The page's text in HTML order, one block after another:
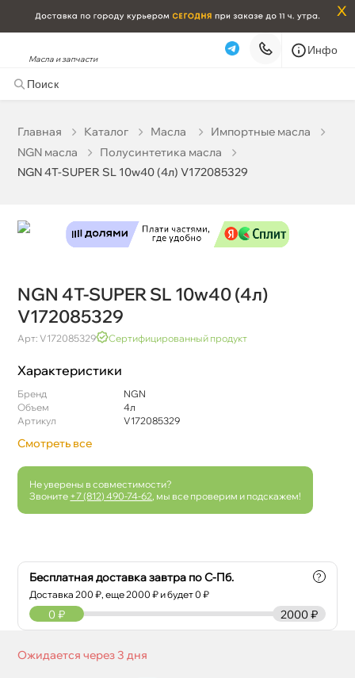
x
Масла и запчасти
Инфо
Главная Катало Масла
Импортные масла
NGN масла
Полусинтетика масла
NGN 4T-SUPER SL 10w40 (4л) V172085329
NGN 4T-SUPER SL 10w40 (4л)
V172085329
Арт: V172085329 Сертифицированный продукт
Характеристики
Бренд
NGN
Объем
4л
Артикул
V172085329
Смотреть все
Не уверены в совместимости?
Звоните +7 (812) 490-74-62 , мы все проверим и подскажем!
Бесплатная доставка завтра по С-Пб.
Доставка200 ₽, еще2000 ₽ и будет 0 ₽
?
2000 ₽
0 ₽
Ожидается через 3 дня
Бесплатная Сегодня, 07.08 (при заказе от 2000₽)
Самовывоз